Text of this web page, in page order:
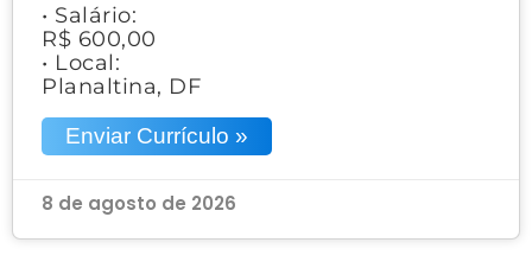
• Salário:
R$ 600,00
• Local:
Planaltina, DF
Enviar Currículo »
8 de agosto de 2026